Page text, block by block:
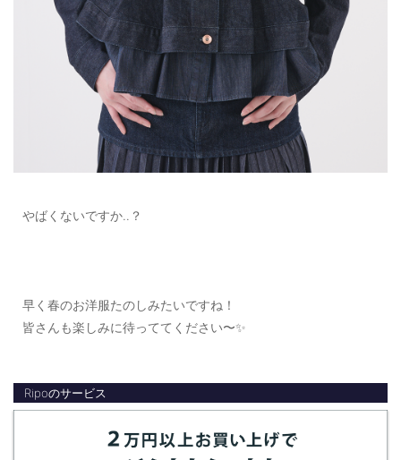
やばくないですか‥？
早く春のお洋服たのしみたいですね！
皆さんも楽しみに待っててください〜✨
Ripoのサービス